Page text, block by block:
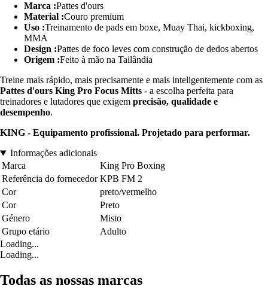
Marca :Pattes d'ours
Material :Couro premium
Uso :Treinamento de pads em boxe, Muay Thai, kickboxing,
MMA
Design :Pattes de foco leves com construção de dedos abertos
Origem :Feito à mão na Tailândia
Treine mais rápido, mais precisamente e mais inteligentemente com as
Pattes d'ours King Pro Focus Mitts - a escolha perfeita para
treinadores e lutadores que exigem precisão, qualidade e
desempenho.
KING - Equipamento profissional. Projetado para performar.
Informações adicionais
Marca
King Pro Boxing
Referência do fornecedor KPB FM 2
Cor
preto/vermelho
Cor
Preto
Género
Misto
Grupo etário
Adulto
Loading...
Loading...
Todas as nossas marcas